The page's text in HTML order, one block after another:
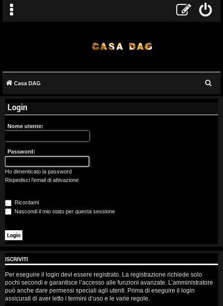
r
g
o
m
e
n
t
i
e
n
z
Casa DAG
Login
Nome utente:
Password:
Ho dimenticato la password
Rispedisci l’email di attivazione
Ricordami
Nascondi il mio stato per questa sessione
ISCRIVITI
Per eseguire il login devi essere registrato. La registrazione richiede solo
pochi secondi e garantisce l’accesso alle funzioni avanzate. L’amministratore
può anche dare permessi speciali agli utenti. Prima di eseguire il login
assicurati di aver letto i termini d’uso e le varie regole.